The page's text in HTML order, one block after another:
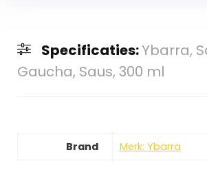
Specificaties:Ybarra,
Gaucha, Saus, 300 ml
Brand Merk: Ybarra